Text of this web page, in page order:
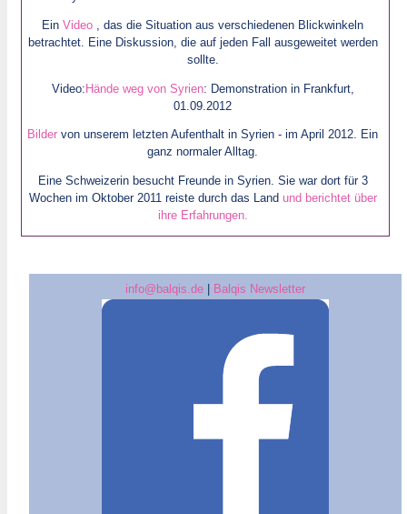
EinVideo
, das die Situation aus verschiedenen Blickwinkeln
betrachtet. Eine Diskussion, die auf jeden Fall ausgeweitet werden
sollte.
Video:Hände weg von Syrien: Demonstration in Frankfurt,
01.09.2012
Bilder von unserem letzten Aufenthalt in Syrien - im April 2012. Ein
ganz normaler Alltag.
Eine Schweizerin besucht Freunde in Syrien. Sie war dort für 3
Wochen im Oktober 2011 reiste durch das Land und berichtet über
ihre Erfahrungen.
info@balqis.de| Balqis Newsletter